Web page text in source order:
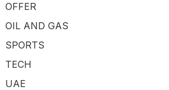
OFFER
OIL AND GAS
SPORTS
TECH
UAE